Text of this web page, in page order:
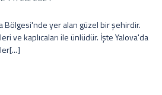
Bölgesi'nde yer alan güzel bir şehirdir.
ve kaplıcaları ile ünlüdür. İşte Yalova'da